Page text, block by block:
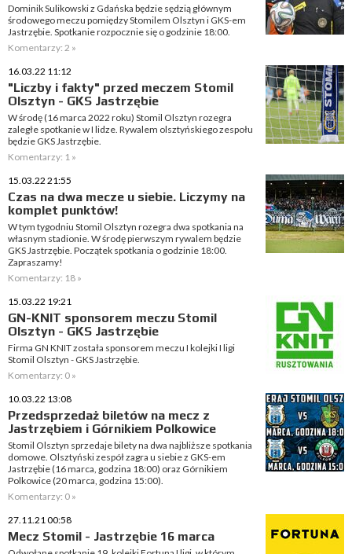
Dominik Sulikowski z Gdańska będzie sędzią głównym
środowego meczu pomiędzy Stomilem Olsztyn i GKS-em
Jastrzębie. Spotkanie rozpocznie się o godzinie 18:00.
Komentarzy: 2 »
16.03.22 11:12
"Liczby i fakty" przed meczem Stomil
Olsztyn - GKS Jastrzębie
W środę (16 marca 2022 roku) Stomil Olsztyn rozegra
zaległe spotkanie w I lidze. Rywalem olsztyńskiego zespołu
będzie GKS Jastrzębie.
Komentarzy: 1 »
15.03.22 21:55
Czas na dwa mecze u siebie. Liczymy na
komplet punktów!
W tym tygodniu Stomil Olsztyn rozegra dwa spotkania na
własnym stadionie. W środę pierwszym rywalem będzie
GKS Jastrzębie. Początek spotkania o godzinie 18:00.
Zapraszamy!
Komentarzy: 18 »
15.03.22 19:21
GN-KNIT sponsorem meczu Stomil
Olsztyn - GKS Jastrzębie
Firma GN KNIT została sponsorem meczu I kolejki I ligi
Stomil Olsztyn - GKS Jastrzębie.
Komentarzy: 0 »
10.03.22 13:08
Przedsprzedaż biletów na mecz z
Jastrzębiem i Górnikiem Polkowice
Stomil Olsztyn sprzedaje bilety na dwa najbliższe spotkania
domowe. Olsztyński zespół zagra u siebie z GKS-em
Jastrzębie (16 marca, godzina 18:00) oraz Górnikiem
Polkowice (20 marca, godzina 15:00).
Komentarzy: 0 »
27.11.21 00:58
Mecz Stomil - Jastrzębie 16 marca